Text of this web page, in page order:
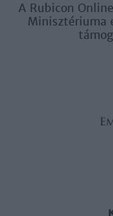
A Rubicon
Minisztériuma